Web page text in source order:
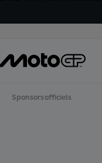
Sponsors officiels